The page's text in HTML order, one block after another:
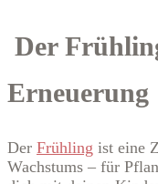
Der
Erneuerung
Der Frühling ist eine
Wachstums – für